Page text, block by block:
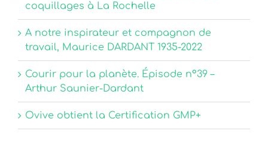
coquillages à La Rochelle
A notre inspirateur et compagnon de
travail, Maurice DARDANT 1935-2022
Courir pour la planète. Épisode n°39 –
Arthur Saunier-Dardant
Ovive obtient la Certification GMP+